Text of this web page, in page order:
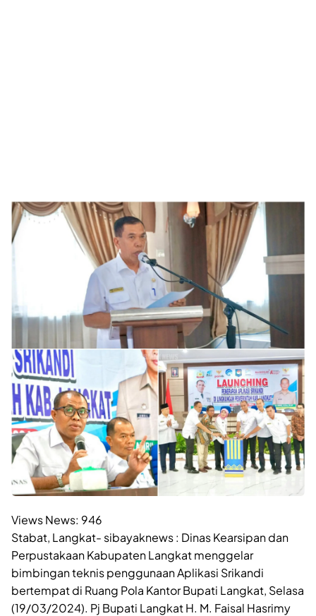
Views News: 946
Stabat, Langkat- sibayaknews : Dinas Kearsipan dan
Perpustakaan Kabupaten Langkat menggelar
bimbingan teknis penggunaan Aplikasi Srikandi
bertempat di Ruang Pola Kantor Bupati Langkat, Selasa
(19/03/2024). Pj Bupati Langkat H. M. Faisal Hasrimy